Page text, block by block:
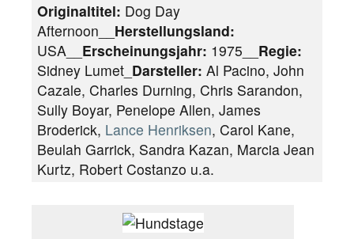
Originaltitel: Dog Day
Afternoon__ Herstellungsland:
USA__ Erscheinungsjahr: 1975__ Regie:
Sidney Lumet_ Darsteller: Al Pacino, John
Cazale, Charles Durning, Chris Sarandon,
Sully Boyar, Penelope Allen, James
Broderick, Lance Henriksen, Carol Kane,
Beulah Garrick, Sandra Kazan, Marcia Jean
Kurtz, Robert Costanzo u.a.